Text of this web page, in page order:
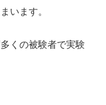
います。
くの被験者で実験